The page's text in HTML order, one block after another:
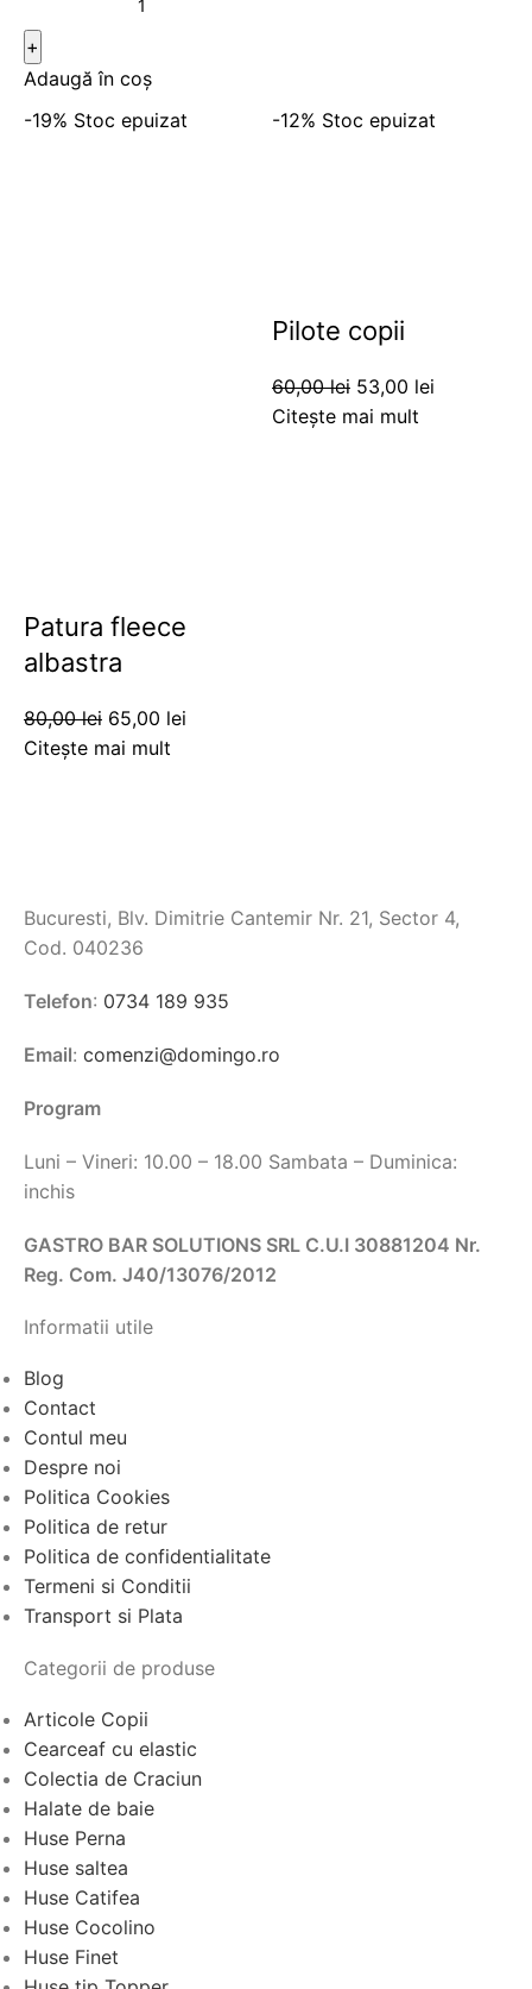
Adaugă în coș
-19% Stoc epuizat
Patura fleece
albastra
80,00lei 65,00 lei
Citește mai mult
-12% Stoc epuizat
Pilote copii
60,00lei 53,00 lei
Citește mai mult
Bucuresti, Blv. Dimitrie Cantemir Nr. 21, Sector 4,
Cod. 040236
Telefon: 0734 189 935
Email: comenzi@domingo.ro
Program
Luni – Vineri: 10.00 – 18.00 Sambata – Duminica:
inchis
GASTRO BAR SOLUTIONS SRL C.U.I 30881204 Nr.
Reg. Com. J40/13076/2012
Informatii utile
Blog
Contact
Contul meu
Despre noi
Politica Cookies
Politica de retur
Politica de confidentialitate
Termeni si Conditii
Transport si Plata
Categorii de produse
Articole Copii
Cearceaf cu elastic
Colectia de Craciun
Halate de baie
Huse Perna
Huse saltea
Huse Catifea
Huse Cocolino
Huse Finet